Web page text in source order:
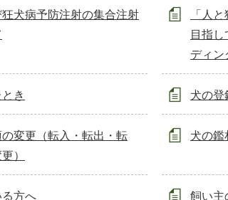
犬病予防注射の集合注射
「人
目指
ディン
き 犬の登
変更（転入・転出・転
）
犬の鑑
方へ
飼い主